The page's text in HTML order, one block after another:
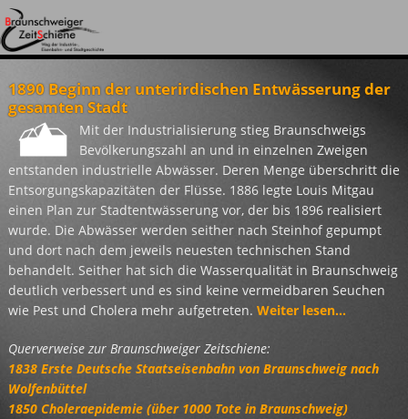
Das Freiluftmuseum am westlichen Ringgleis. Projektidee,
aktuelle Ereignisse und Termine
Das Projekt und seine Umsetzung.
Begeben Sie sich mit uns auf eine Reise durch die Zeit in
Braunschweig von 1838 bis heute.
Fotogalerie: Relikte entlang des Zeitschiene-Gleises
Themenkarten
1890 Beginn der unterirdischen Entwässerung der
gesamten Stadt
Mit der Industrialisierung stieg Braunschweigs
Bevölkerungszahl an und in einzelnen Zweigen
entstanden industrielle Abwässer. Deren Menge überschritt die
Entsorgungskapazitäten der Flüsse. 1886 legte Louis Mitgau
einen Plan zur Stadtentwässerung vor, der bis 1896 realisiert
wurde. Die Abwässer werden seither nach Steinhof gepumpt
und dort nach dem jeweils neuesten technischen Stand
behandelt. Seither hat sich die Wasserqualität in Braunschweig
deutlich verbessert und es sind keine vermeidbaren Seuchen
wie Pest und Cholera mehr aufgetreten. Weiter lesen...
Querverweise zur Braunschweiger Zeitschiene:
1838 Erste Deutsche Staatseisenbahn von Braunschweig nach
Wolfenbüttel
1850 Choleraepidemie (über 1000 Tote in Braunschweig)